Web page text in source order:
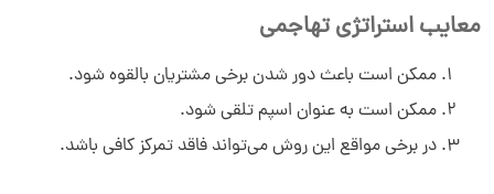
معایب استراتژی تهاجمی
ممکن است باعث دور شدن برخی مشتریان بالقوه شود.
ممکن است به ‌عنوان اسپم تلقی شود.
در برخی مواقع این روش می‌تواند فاقد تمرکز کافی باشد.